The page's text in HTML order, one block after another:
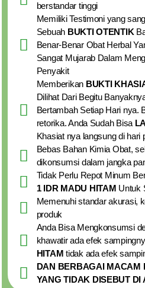
berstandar tinggi
Memiliki Testimoni yang
Sebuah BUKTI OTENTIK
Benar-Benar Obat Herbal
Sangat Mujarab Dalam
Penyakit
Memberikan BUKTI
Dilihat Dari Begitu
Bertambah Setiap Hari nya.
retorika. Anda Sudah Bisa
Khasiat nya langsung di hari
Bebas Bahan Kimia Obat,
dikonsumsi dalam jangka
Tidak Perlu Repot Minum
1 IDR MADU HITAM Untuk
Memenuhi standar akurasi,
produk
Anda Bisa Mengkonsumsi
khawatir ada efek
HITAM tidak ada efek
DAN BERBAGAI MACAM
YANG TIDAK DISEBUT DI